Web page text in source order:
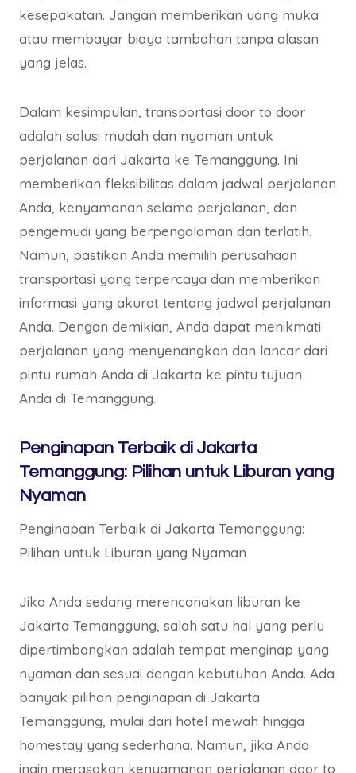
kesepakatan. Jangan memberikan uang muka
atau membayar biaya tambahan tanpa alasan
yang jelas.
Dalam kesimpulan, transportasi door to door
adalah solusi mudah dan nyaman untuk
perjalanan dari Jakarta ke Temanggung. Ini
memberikan fleksibilitas dalam jadwal perjalanan
Anda, kenyamanan selama perjalanan, dan
pengemudi yang berpengalaman dan terlatih.
Namun, pastikan Anda memilih perusahaan
transportasi yang terpercaya dan memberikan
informasi yang akurat tentang jadwal perjalanan
Anda. Dengan demikian, Anda dapat menikmati
perjalanan yang menyenangkan dan lancar dari
pintu rumah Anda di Jakarta ke pintu tujuan
Anda di Temanggung.
Penginapan Terbaik di Jakarta
Temanggung: Pilihan untuk Liburan yang
Nyaman
Penginapan Terbaik di Jakarta Temanggung:
Pilihan untuk Liburan yang Nyaman
Jika Anda sedang merencanakan liburan ke
Jakarta Temanggung, salah satu hal yang perlu
dipertimbangkan adalah tempat menginap yang
nyaman dan sesuai dengan kebutuhan Anda. Ada
banyak pilihan penginapan di Jakarta
Temanggung, mulai dari hotel mewah hingga
homestay yang sederhana. Namun, jika Anda
ingin merasakan kenyamanan perjalanan door to